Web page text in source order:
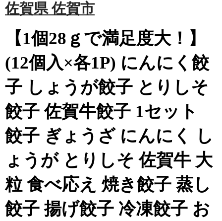
佐賀県 佐賀市
【1個28ｇで満足度大！】
(12個入×各1P) にんにく餃
子 しょうが餃子 とりしそ
餃子 佐賀牛餃子 1セット
餃子 ぎょうざ にんにく し
ょうが とりしそ 佐賀牛 大
粒 食べ応え 焼き餃子 蒸し
餃子 揚げ餃子 冷凍餃子 お